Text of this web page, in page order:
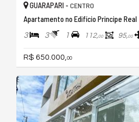
GUARAPARI - CENTRO
Apartamento no Edifício Principe Real
3 3 1 112,00 95,00
R$ 650.000, 00